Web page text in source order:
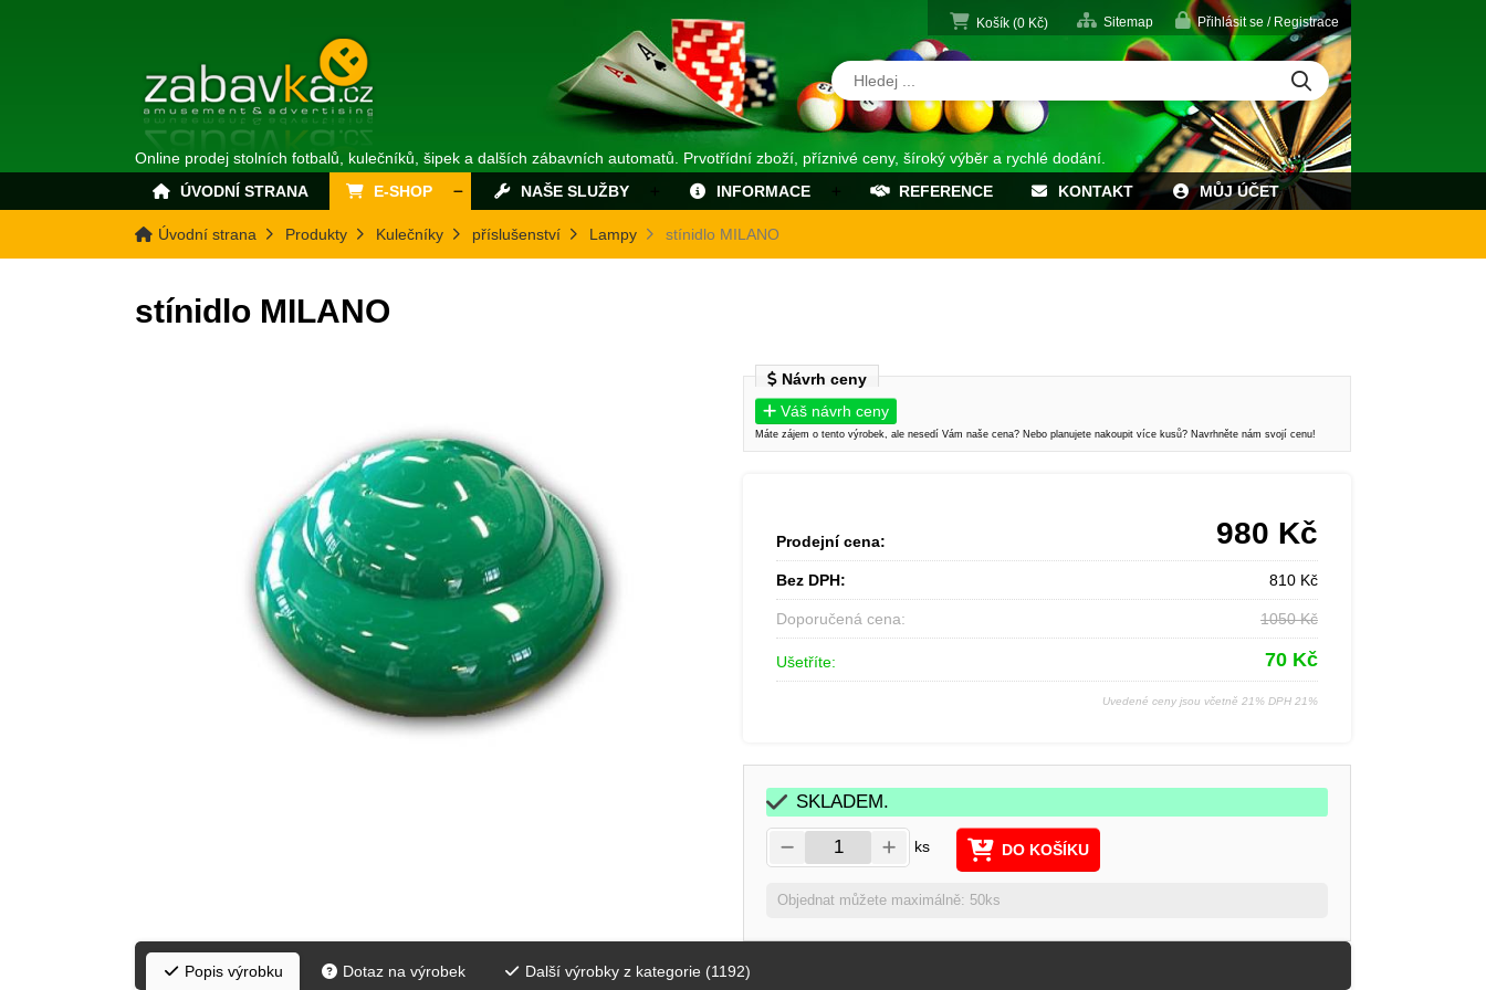
Košík (0 Kč) Sitemap Přihlásit se / Registrace
Online prodej stolních fotbalů, kulečníků, šipek a dalších zábavních automatů. Prvotřídní zboží, příznivé ceny, šíroký výběr a rychlé dodání.
ÚVODNÍ STRANA
E-SHOP NAŠE SLUŽBY INFORMACE REFERENCE KONTAKT MŮJ ÚČET
Úvodní strana Produkty Kulečníky příslušenství Lampy stínidlo MILANO
stínidlo MILANO
Návrh ceny
Váš návrh ceny
Máte zájem o tento výrobek, ale nesedí Vám naše cena? Nebo planujete nakoupit více kusů? Navrhněte nám svojí cenu!
Prodejní cena: 980 Kč
Bez DPH: 810 Kč
Doporučená cena: 1050Kč
Ušetříte: 70 Kč
Uvedené ceny jsou včetně 21% DPH 21%
SKLADEM.
ks DO KOŠÍKU
Objednat můžete maximálně: 50ks
Popis výrobku Dotaz na výrobek Další výrobky z kategorie (1192)